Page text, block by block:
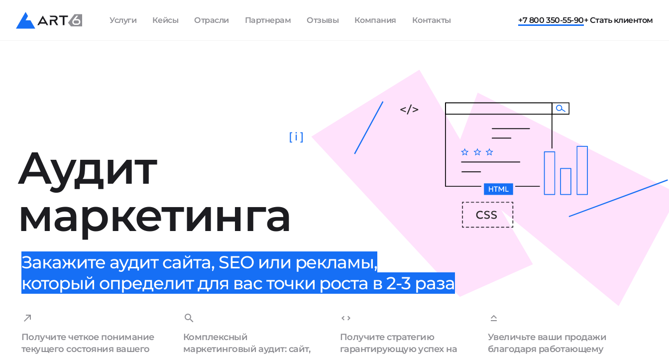
Услуги Кейсы Отрасли Партнерам Отзывы Компания Контакты +7 800 350-55-90+ Стать клиентом
Аудит
маркетинга
[ i ]
Закажите аудит сайта, SEO или рекламы,
который определит для вас точки роста в 2-3 раза
Получите четкое понимание
текущего состояния вашего
Комплексный
маркетинговый аудит: сайт,
Получите стратегию
гарантирующую успех на
Увеличьте ваши продажи
благодаря работающему